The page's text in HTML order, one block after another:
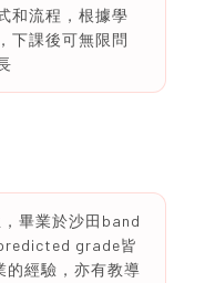
和流程，根據學
下課後可無限問
畢業於沙田band
grade皆
的經驗，亦有教導